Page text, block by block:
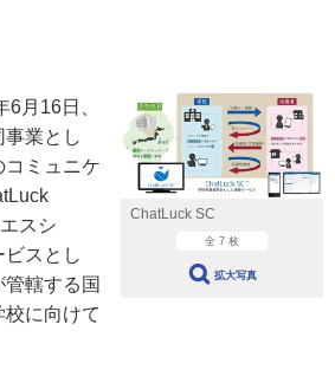
ChatLuck SC
全 7 枚
拡大写真
月16日、
業とし
コミュニケ
スシ
スとし
轄する国
に向けて